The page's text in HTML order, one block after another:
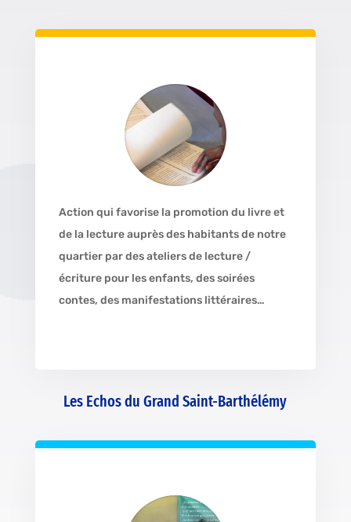
Action qui favorise la promotion du livre et
de la lecture auprès des habitants de notre
quartier par des ateliers de lecture /
écriture pour les enfants, des soirées
contes, des manifestations littéraires…
Les Echos du Grand Saint-Barthélémy